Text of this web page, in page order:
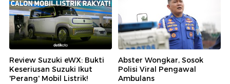
Review Suzuki eWX: Bukti
Keseriusan Suzuki Ikut
'Perang' Mobil Listrik!
Abster Wongkar, Sosok
Polisi Viral Pengawal
Ambulans